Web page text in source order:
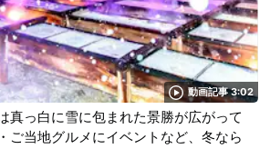
動画記事 3:02
真っ白に雪に包まれた景勝が広がって
ご当地グルメにイベントなど、冬なら